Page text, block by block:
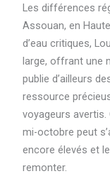
Les différences
Assouan, en
d’eau critiques,
large, offrant une
publie d’ailleurs
ressource
voyageurs avertis.
mi-octobre peut
encore élevés et
remonter.